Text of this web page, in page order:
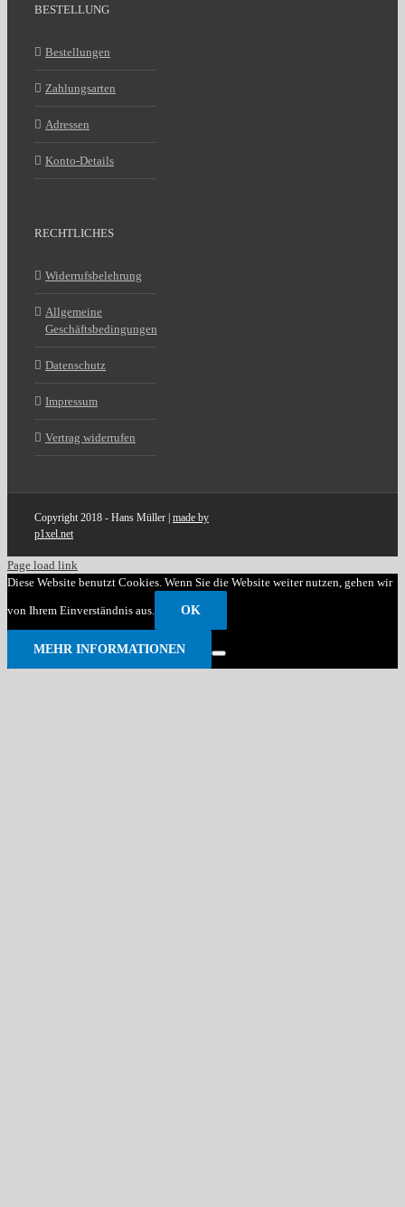
BESTELLUNG
Bestellungen
Zahlungsarten
Adressen
Konto-Details
RECHTLICHES
Widerrufsbelehrung
Allgemeine
Geschäftsbedingungen
Datenschutz
Impressum
Vertrag widerrufen
Copyright 2018 - Hans Müller | made by
p1xel.net
Page load link
Diese Website benutzt Cookies. Wenn Sie die Website weiter nutzen, gehen wir
von Ihrem Einverständnis aus. OK
MEHR INFORMATIONEN